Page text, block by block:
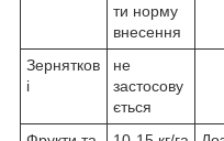
ти норму
внесення
Зернятков
і
не
застосову
ється